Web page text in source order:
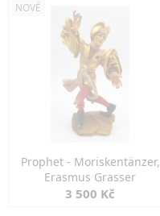
NOVÉ
Prophet - Moriskentänzer,
Erasmus Grasser
3 500 Kč